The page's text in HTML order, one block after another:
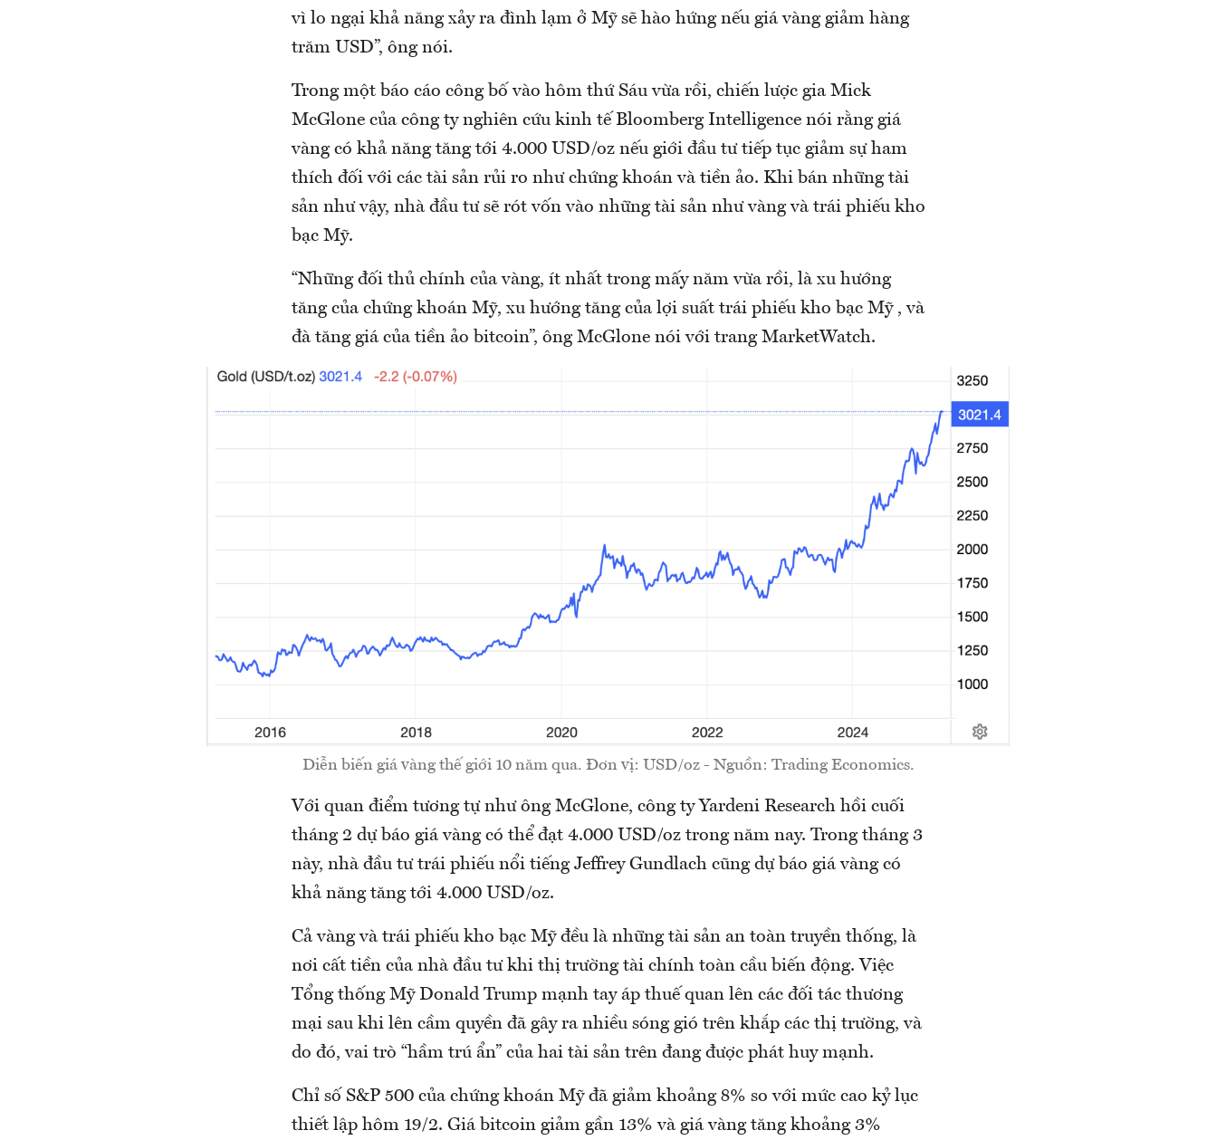
vì lo ngại khả năng xảy ra đình lạm ở Mỹ sẽ hào hứng nếu giá vàng giảm hàng
trăm USD”, ông nói.
Trong một báo cáo công bố vào hôm thứ Sáu vừa rồi, chiến lược gia Mick
McGlone của công ty nghiên cứu kinh tế Bloomberg Intelligence nói rằng giá
vàng có khả năng tăng tới 4.000 USD/oz nếu giới đầu tư tiếp tục giảm sự ham
thích đối với các tài sản rủi ro như chứng khoán và tiền ảo. Khi bán những tài
sản như vậy, nhà đầu tư sẽ rót vốn vào những tài sản như vàng và trái phiếu kho
bạc Mỹ.
“Những đối thủ chính của vàng, ít nhất trong mấy năm vừa rồi, là xu hướng
tăng của chứng khoán Mỹ, xu hướng tăng của lợi suất trái phiếu kho bạc Mỹ , và
đà tăng giá của tiền ảo bitcoin”, ông McGlone nói với trang MarketWatch.
Diễn biến giá vàng thế giới 10 năm qua. Đơn vị: USD/oz - Nguồn: Trading Economics.
Với quan điểm tương tự như ông McGlone, công ty Yardeni Research hồi cuối
tháng 2 dự báo giá vàng có thể đạt 4.000 USD/oz trong năm nay. Trong tháng 3
này, nhà đầu tư trái phiếu nổi tiếng Jeffrey Gundlach cũng dự báo giá vàng có
khả năng tăng tới 4.000 USD/oz.
Cả vàng và trái phiếu kho bạc Mỹ đều là những tài sản an toàn truyền thống, là
nơi cất tiền của nhà đầu tư khi thị trường tài chính toàn cầu biến động. Việc
Tổng thống Mỹ Donald Trump mạnh tay áp thuế quan lên các đối tác thương
mại sau khi lên cầm quyền đã gây ra nhiều sóng gió trên khắp các thị trường, và
do đó, vai trò “hầm trú ẩn” của hai tài sản trên đang được phát huy mạnh.
Chỉ số S&P 500 của chứng khoán Mỹ đã giảm khoảng 8% so với mức cao kỷ lục
thiết lập hôm 19/2. Giá bitcoin giảm gần 13% và giá vàng tăng khoảng 3%